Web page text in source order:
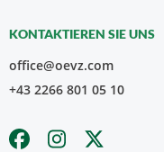
KONTAKTIEREN SIE UNS
office@oevz.com
+43 2266 801 05 10